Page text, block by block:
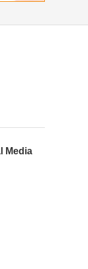
Media